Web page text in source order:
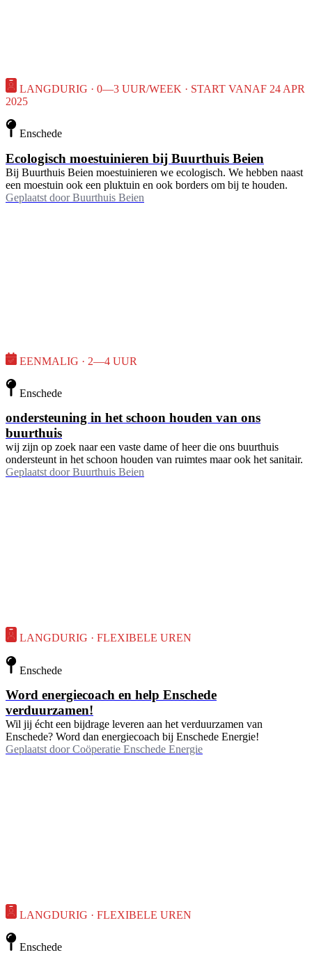
LANGDURIG · 0—3 UUR/WEEK · START VANAF 24 APR
2025
Enschede
Ecologisch moestuinieren bij Buurthuis Beien
Bij Buurthuis Beien moestuinieren we ecologisch. We hebben naast
een moestuin ook een pluktuin en ook borders om bij te houden.
Geplaatst door Buurthuis Beien
EENMALIG · 2—4 UUR
Enschede
ondersteuning in het schoon houden van ons
buurthuis
wij zijn op zoek naar een vaste dame of heer die ons buurthuis
ondersteunt in het schoon houden van ruimtes maar ook het sanitair.
Geplaatst door Buurthuis Beien
LANGDURIG · FLEXIBELE UREN
Enschede
Word energiecoach en help Enschede
verduurzamen!
Wil jij écht een bijdrage leveren aan het verduurzamen van
Enschede? Word dan energiecoach bij Enschede Energie!
Geplaatst door Coöperatie Enschede Energie
LANGDURIG · FLEXIBELE UREN
Enschede